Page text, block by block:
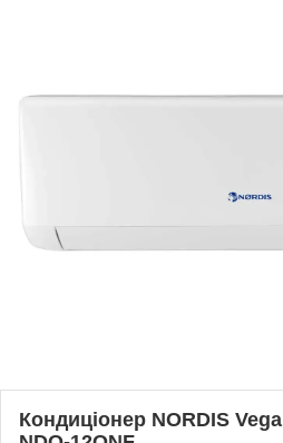
Кондиціонер NORDIS